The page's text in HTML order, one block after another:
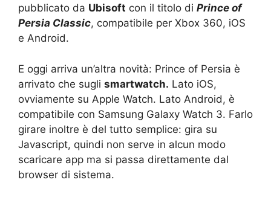
pubblicato da Ubisoft con il titolo di Prince of
Persia Classic, compatibile per Xbox 360, iOS
e Android.
E oggi arriva un’altra novità: Prince of Persia è
arrivato che sugli smartwatch. Lato iOS,
ovviamente su Apple Watch. Lato Android, è
compatibile con Samsung Galaxy Watch 3. Farlo
girare inoltre è del tutto semplice: gira su
Javascript, quindi non serve in alcun modo
scaricare app ma si passa direttamente dal
browser di sistema.